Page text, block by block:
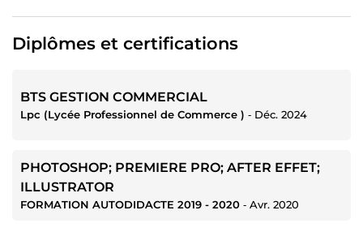
Diplômes et certifications
BTS GESTION COMMERCIAL
Lpc (Lycée Professionnel de Commerce ) ‐ Déc. 2024
PHOTOSHOP; PREMIERE PRO; AFTER EFFET;
ILLUSTRATOR
FORMATION AUTODIDACTE 2019 - 2020 ‐ Avr. 2020